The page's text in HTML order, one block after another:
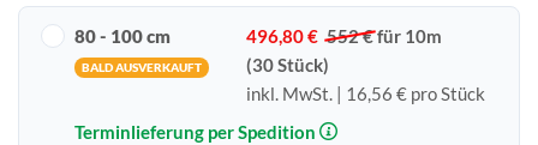
80 - 100 cm
BALD AUSVERKAUFT
496,80 € 552 €für 10m
(30 Stück)
inkl. MwSt. | 16,56 € pro Stück
Terminlieferung per Spedition